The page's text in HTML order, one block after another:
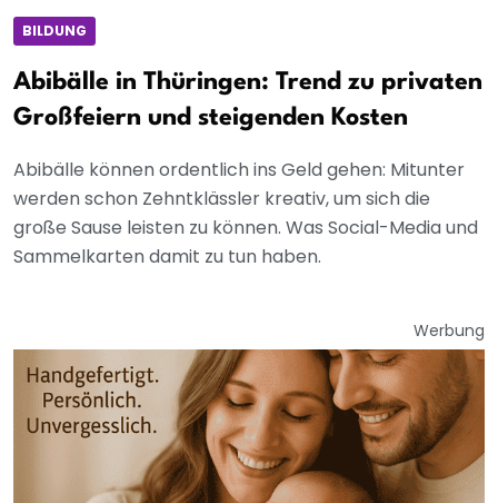
BILDUNG
Abibälle in Thüringen: Trend zu privaten
Großfeiern und steigenden Kosten
Abibälle können ordentlich ins Geld gehen: Mitunter
werden schon Zehntklässler kreativ, um sich die
große Sause leisten zu können. Was Social-Media und
Sammelkarten damit zu tun haben.
Werbung